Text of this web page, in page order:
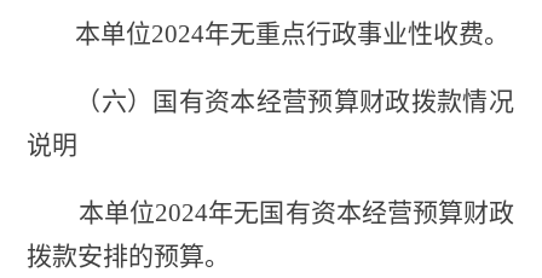
本单位2024年无重点行政事业性收费。
（六）国有资本经营预算财政拨款情况
说明
本单位2024年无国有资本经营预算财政
拨款安排的预算。